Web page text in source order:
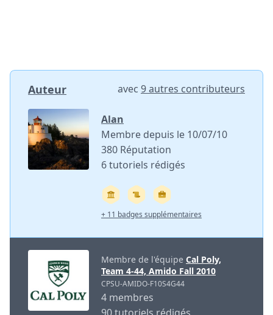
Auteur avec 9 autres contributeurs
Alan
Membre depuis le 10/07/10
380 Réputation
6 tutoriels rédigés
+ 11 badges supplémentaires
Membre de l'équipe Cal Poly,
Team 4-44, Amido Fall 2010
CPSU-AMIDO-F10S4G44
4 membres
90 tutoriels rédigés